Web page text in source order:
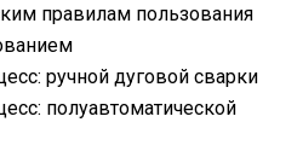
правилам пользования
ручной дуговой сварки
полуавтоматической